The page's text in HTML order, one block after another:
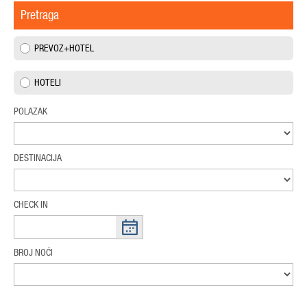
Pretraga
PREVOZ+HOTEL
HOTELI
POLAZAK
DESTINACIJA
CHECK IN
BROJ NOĆI